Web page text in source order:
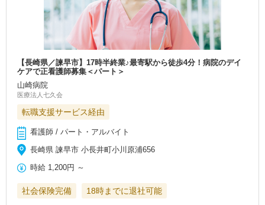
【長崎県／諫早市】17時半終業♪最寄駅から徒歩4分！病院のデイ
ケアで正看護師募集＜パート＞
山崎病院
医療法人七久会
転職支援サービス経由
看護師 / パート・アルバイト
長崎県 諫早市 小長井町小川原浦656
時給 1,200円 ～
社会保険完備 18時までに退社可能